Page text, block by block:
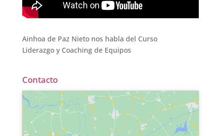
Ainhoa de Paz Nieto nos habla del Curso
Liderazgo y Coaching de Equipos
Contacto